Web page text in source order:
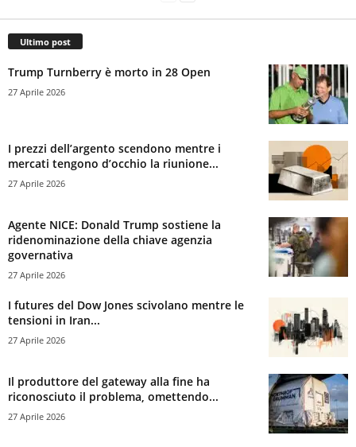
Ultimo post
Trump Turnberry è morto in 28 Open
27 Aprile 2026
I prezzi dell’argento scendono mentre i
mercati tengono d’occhio la riunione...
27 Aprile 2026
Agente NICE: Donald Trump sostiene la
ridenominazione della chiave agenzia
governativa
27 Aprile 2026
I futures del Dow Jones scivolano mentre le
tensioni in Iran...
27 Aprile 2026
Il produttore del gateway alla fine ha
riconosciuto il problema, omettendo...
27 Aprile 2026